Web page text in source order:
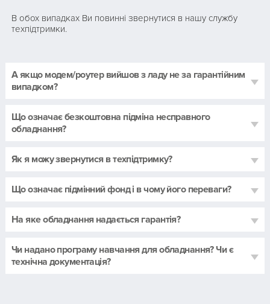
В обох випадках Ви повинні звернутися в нашу службу
техпідтримки.
А якщо модем/роутер вийшов з ладу не за гарантійним
випадком?
Що означає безкоштовна підміна несправного
обладнання?
Як я можу звернутися в техпідтримку?
Що означає підмінний фонд і в чому його переваги?
На яке обладнання надається гарантія?
Чи надано програму навчання для обладнання? Чи є
технічна документація?